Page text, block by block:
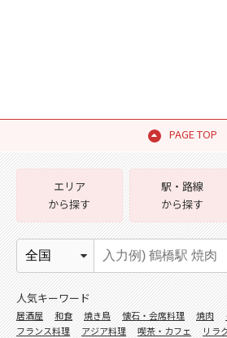
PAGE TOP
エリア
から探す
駅・路線
から探す
人気キーワード
居酒屋 和食 焼き鳥 懐石・会席料理 焼肉
フランス料理
アジア料理 喫茶・カフェ リラ